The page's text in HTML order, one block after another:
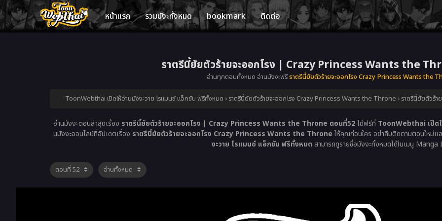
หน้าแรก รวมมังะทั้งหมด bookmark ติดต่อ
ราตรีนี้ยัยตัวร้ายจะออกโรง | Crazy Princess Wants the
อ่านทุกตอนทั้งหมด อ่านมังงะฟรีราตรีนี้ยัยตัวร้ายจะออกโรง Crazy Princess Wants the
ToonWebthai เปิดให้อ่านมังงะวาย โรแมนซ์ แอ็กชัน ฟรีทั้งหมด › ราตรีนี้ยัยตัวร้ายจะออกโรง Crazy Princess Wants the Throne › ราตรีนี้ยัยตัวร้
อ่านมังงะตอนล่าสุดเรื่อง ราตรีนี้ยัยตัวร้ายจะออกโรง | Crazy Princess Wants the Throne ตอนที่52ได้ฟรีที่ ToonWebthai เปิด
นมังงะออนไลน์ที่อัปเดตเรื่อง ราตรีนี้ยัยตัวร้ายจะออกโรง Crazy Princess Wants the Throne ให้คุณก่อนใคร อย่าลืมติดตามตอนใหม่แ
งะวาย โรแมนซ์ แอ็กชัน ฟรีทั้งหมด สามารถดูรายชื่อมังงะทั้งหมดได้ในเมนู Manga